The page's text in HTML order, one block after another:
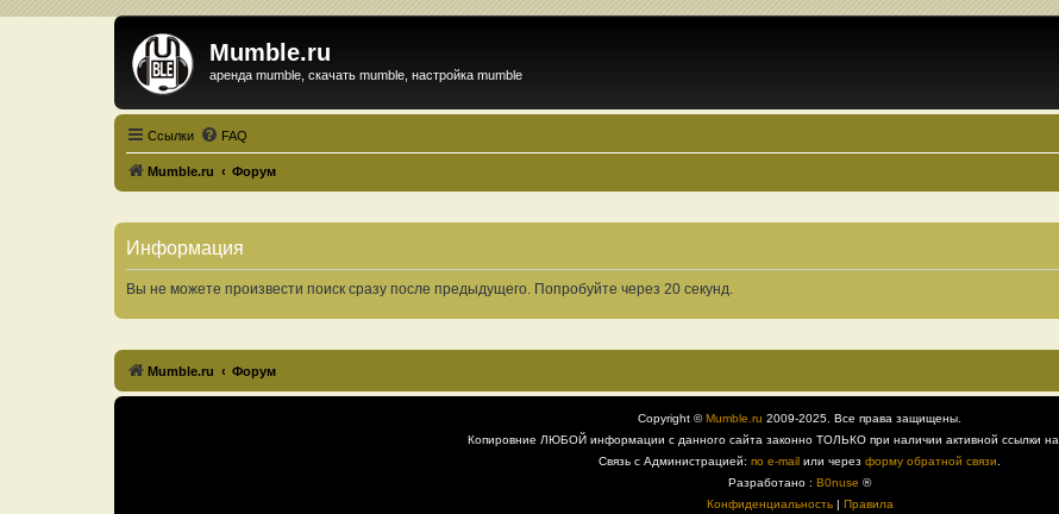
Mumble.ru
аренда mumble, скачать mumble, настройка mumble
Ссылки FAQ
Mumble.ru Форум
Информация
Вы не можете произвести поиск сразу после предыдущего. Попробуйте через 20 секунд.
Mumble.ru Форум
Copyright ©Mumble.ru 2009-2025. Все права защищены.
Копировние ЛЮБОЙ информации с данного сайта законно ТОЛЬКО при наличии активной ссылки на
Связь с Администрацией: по e-mail или через форму обратной связи
Разработано : B0nuse ®
Конфиденциальность| Правила